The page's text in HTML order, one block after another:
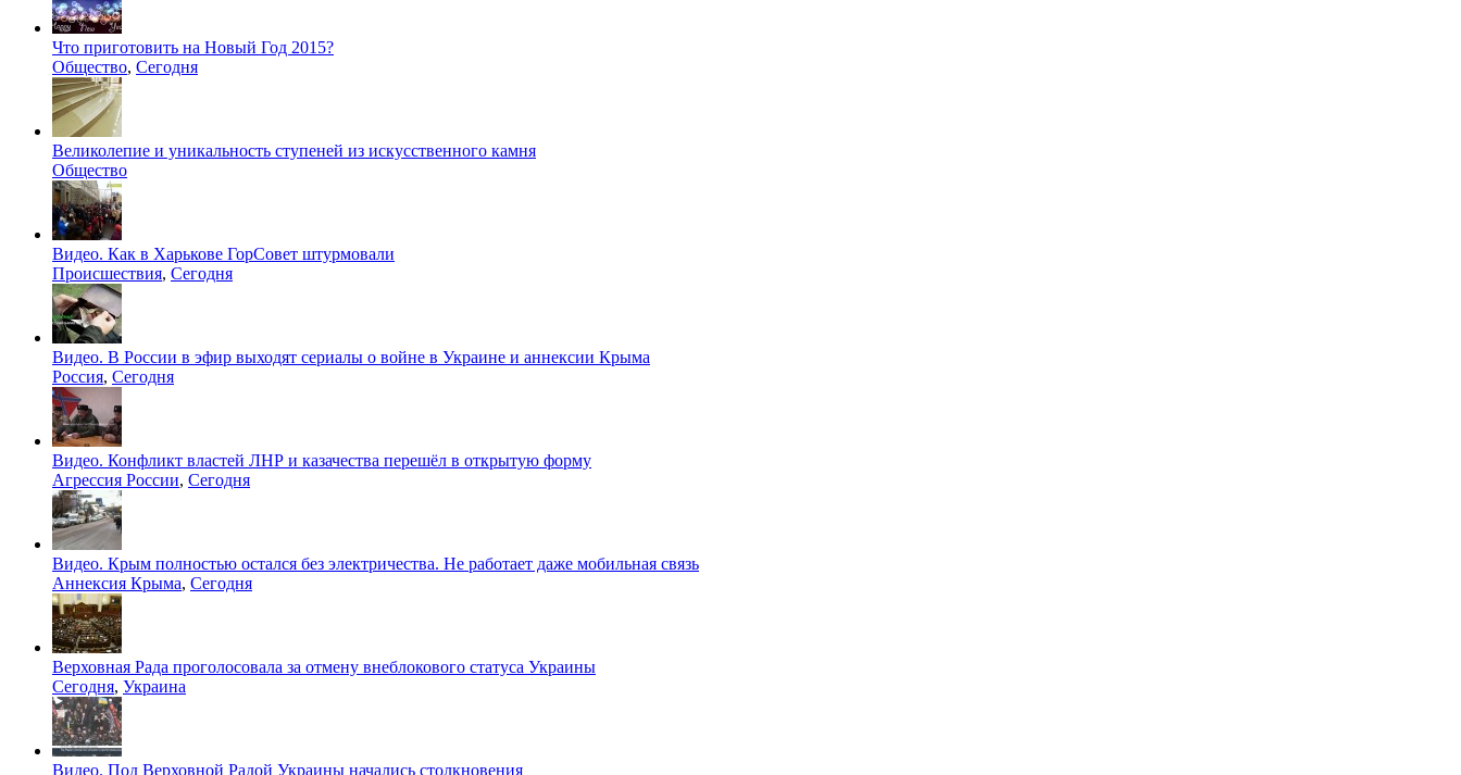
Что приготовить на Новый Год 2015?
Общество, Сегодня
Великолепие и уникальность ступеней из искусственного камня
Общество
Видео. Как в Харькове ГорСовет штурмовали
Происшествия, Сегодня
Видео. В России в эфир выходят сериалы о войне в Украине и аннексии Крыма
Россия, Сегодня
Видео. Конфликт властей ЛНР и казачества перешёл в открытую форму
Агрессия России, Сегодня
Видео. Крым полностью остался без электричества. Не работает даже мобильная связь
Аннексия Крыма, Сегодня
Верховная Рада проголосовала за отмену внеблокового статуса Украины
Сегодня, Украина
Видео. Под Верховной Радой Украины начались столкновения